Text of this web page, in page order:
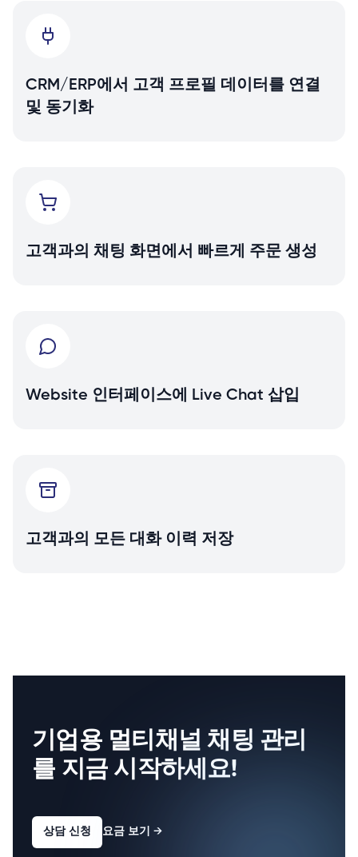
CRM/ERP에서 고객 프로필 데이터를 연결
및 동기화
고객과의 채팅 화면에서 빠르게 주문 생성
Website 인터페이스에 Live Chat 삽입
고객과의 모든 대화 이력 저장
기업용 멀티채널 채팅 관리
를 지금 시작하세요!
상담 신청 요금 보기 →